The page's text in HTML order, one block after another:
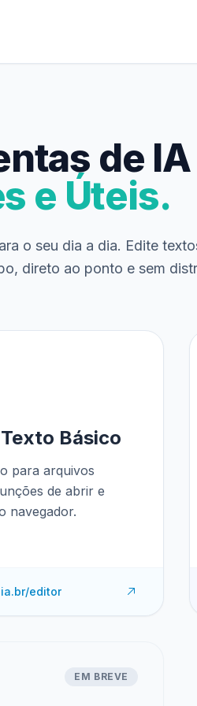
de IA
e Úteis.
o seu dia a dia. Edite
direto ao ponto e sem
Básico
para arquivos
de abrir e
navegador.
editor
EM BREVE